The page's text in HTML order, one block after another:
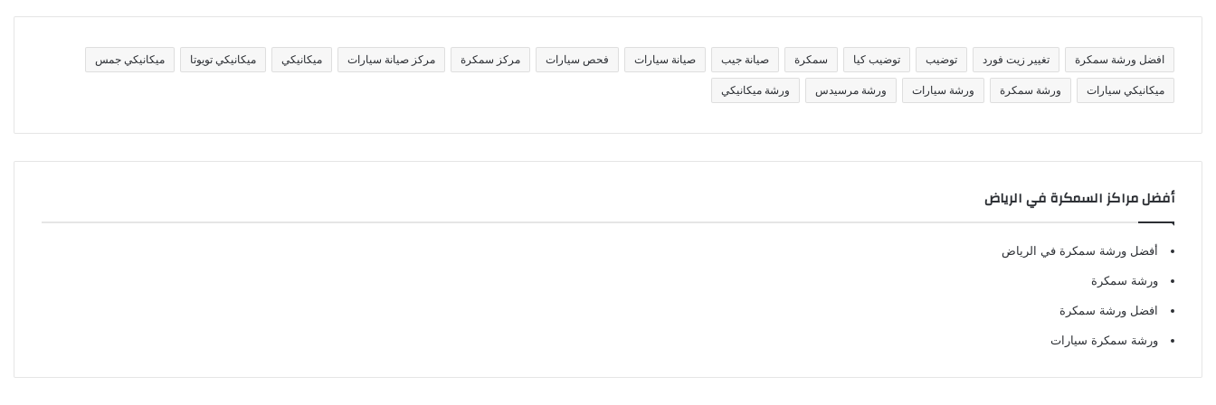
ف
تافضل ورشة سمكرة تغيير زيت فورد توضيب توضيب كيا سمكرة صيانة جيب صيانة سيارات فحص سيارات مركز سمكرة مركز صيانة سيارات ميكانيكي ميكانيكي تويوتا ميكانيكي جمس
ميكانيكي سيارات ورشة سمكرة ورشة سيارات ورشة مرسيدس ورشة ميكانيكي
أفضل مراكز السمكرة في الرياض
أفضل ورشة سمكرة في الرياض
ورشة سمكرة
افضل ورشة سمكرة
ورشة سمكرة سيارات